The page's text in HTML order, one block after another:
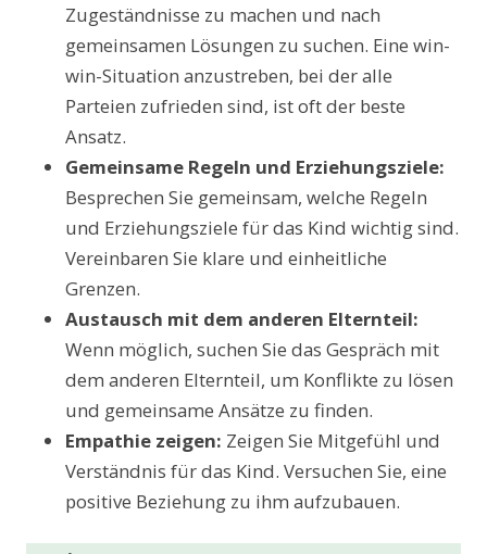
Zugeständnisse zu machen und nach
gemeinsamen Lösungen zu suchen. Eine win-
win-Situation anzustreben, bei der alle
Parteien zufrieden sind, ist oft der beste
Ansatz.
Gemeinsame Regeln und Erziehungsziele:
Besprechen Sie gemeinsam, welche Regeln
und Erziehungsziele für das Kind wichtig sind.
Vereinbaren Sie klare und einheitliche
Grenzen.
Austausch mit dem anderen Elternteil:
Wenn möglich, suchen Sie das Gespräch mit
dem anderen Elternteil, um Konflikte zu lösen
und gemeinsame Ansätze zu finden.
Empathie zeigen: Zeigen Sie Mitgefühl und
Verständnis für das Kind. Versuchen Sie, eine
positive Beziehung zu ihm aufzubauen.